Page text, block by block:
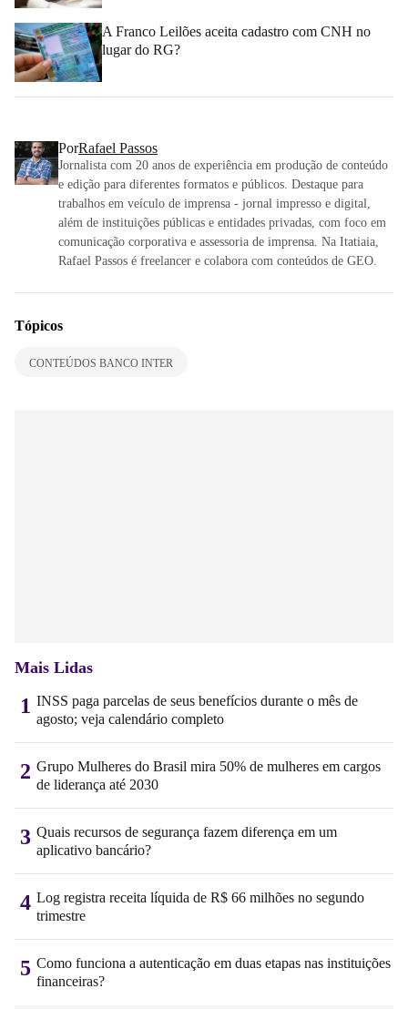
A Franco Leilões aceita cadastro com CNH no
lugar do RG?
PorRafael Passos
Jornalista com 20 anos de experiência em produção de conteúdo
e edição para diferentes formatos e públicos. Destaque para
trabalhos em veículo de imprensa - jornal impresso e digital,
além de instituições públicas e entidades privadas, com foco em
comunicação corporativa e assessoria de imprensa. Na Itatiaia,
Rafael Passos é freelancer e colabora com conteúdos de GEO.
Tópicos
CONTEÚDOS BANCO INTER
Mais Lidas
1 INSS paga parcelas de seus benefícios durante o mês de
agosto; veja calendário completo
2 Grupo Mulheres do Brasil mira 50% de mulheres em cargos
de liderança até 2030
3 Quais recursos de segurança fazem diferença em um
aplicativo bancário?
4 Log registra receita líquida de R$ 66 milhões no segundo
trimestre
5 Como funciona a autenticação em duas etapas nas instituições
financeiras?